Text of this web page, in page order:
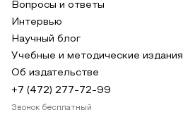
Вопросы и ответы
Интервью
Научный блог
Учебные и методические издания
Об издательстве
+7 (472) 277-72-99
Звонок бесплатный